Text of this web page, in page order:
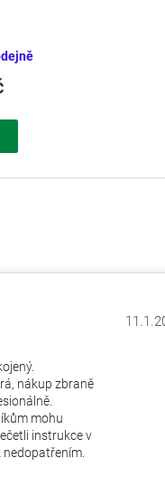
z 5 hvězdiček.
nákup zbraně
mohu
instrukce v